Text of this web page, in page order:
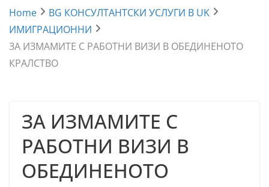
Home
BG КОНСУЛТАНТСКИ УСЛУГИ В UK
ИМИГРАЦИОННИ
ЗА ИЗМАМИТЕ С РАБОТНИ ВИЗИ В ОБЕДИНЕНОТО
КРАЛСТВО
ЗА ИЗМАМИТЕ С
РАБОТНИ ВИЗИ В
ОБЕДИНЕНОТО